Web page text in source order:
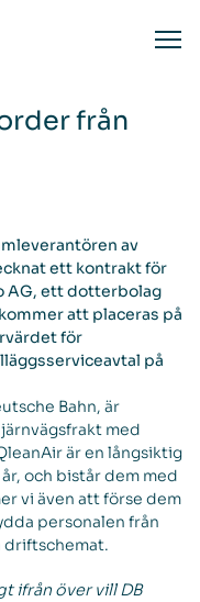
från
av
ett kontrakt för
AG, ett dotterbolag
att placeras på
för
på
Bahn, är
med
är en långsiktig
och bistår dem med
vi även att förse dem
personalen från
driftschemat.
ifrån över vill DB